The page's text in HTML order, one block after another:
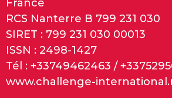
France
RCS Nanterre B 799 231 030
SIRET : 799 231 030 00013
ISSN : 2498-1427
Tél : +33749462463 /
www.challenge-